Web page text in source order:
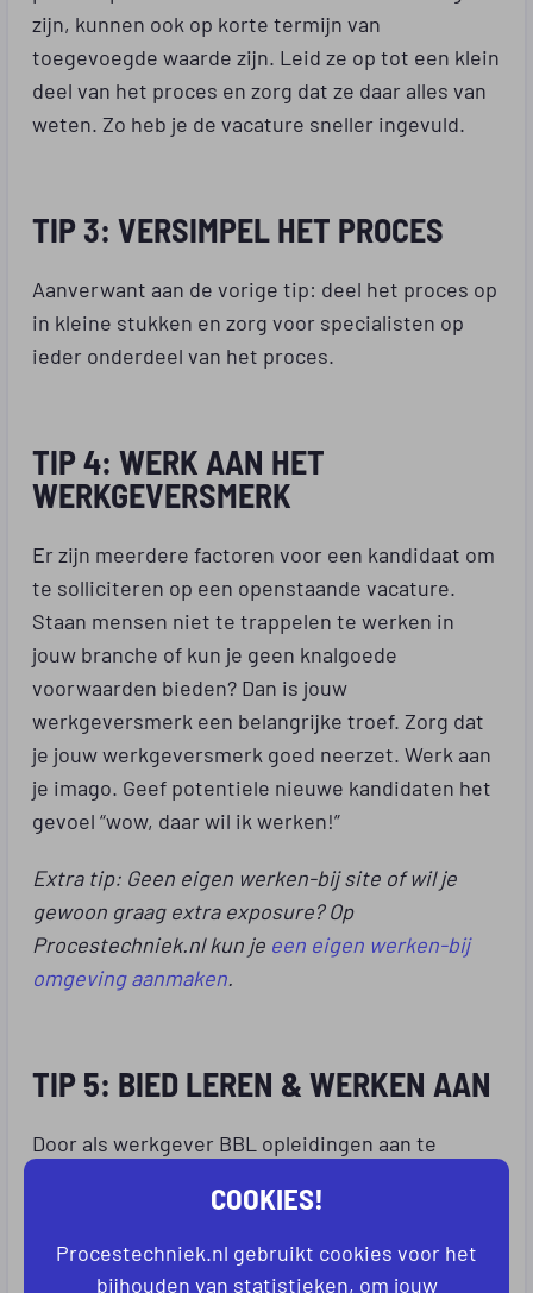
zijn, kunnen ook op korte termijn van
toegevoegde waarde zijn. Leid ze op tot een klein
deel van het proces en zorg dat ze daar alles van
weten. Zo heb je de vacature sneller ingevuld.
TIP 3: VERSIMPEL HET PROCES
Aanverwant aan de vorige tip: deel het proces op
in kleine stukken en zorg voor specialisten op
ieder onderdeel van het proces.
TIP 4: WERK AAN HET
WERKGEVERSMERK
Er zijn meerdere factoren voor een kandidaat om
te solliciteren op een openstaande vacature.
Staan mensen niet te trappelen te werken in
jouw branche of kun je geen knalgoede
voorwaarden bieden? Dan is jouw
werkgeversmerk een belangrijke troef. Zorg dat
je jouw werkgeversmerk goed neerzet. Werk aan
je imago. Geef potentiele nieuwe kandidaten het
gevoel “wow, daar wil ik werken!”
Extra tip: Geen eigen werken-bij site of wil je
gewoon graag extra exposure? Op
Procestechniek.nl kun je een eigen werken-bij
omgeving aanmaken
TIP 5: BIED LEREN & WERKEN AAN
Door als werkgever BBL opleidingen aan te
Bovendien zijn er subsidies beschikbaar.
Extra tip: op Procestechniek.nl kun je ookleer-
COOKIES!
Procestechniek.nl gebruikt cookies voor het
bijhouden van statistieken, om jouw